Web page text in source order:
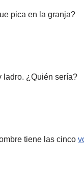
pica en la granja?
ladro. ¿Quién sería?
tiene las cinco